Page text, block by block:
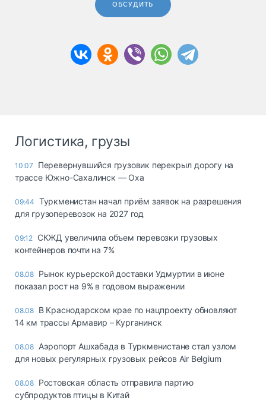
ОБСУДИТЬ
Логистика, грузы
10:07
Перевернувшийся грузовик перекрыл дорогу на
трассе Южно-Сахалинск — Оха
09:44 Туркменистан начал приём заявок на разрешения
для грузоперевозок на 2027 год
09:12 СКЖД увеличила объем перевозки грузовых
контейнеров почти на 7%
08.08 Рынок курьерской доставки Удмуртии в июне
показал рост на 9% в годовом выражении
08.08 В Краснодарском крае по нацпроекту обновляют
14 км трассы Армавир – Курганинск
08.08 Аэропорт Ашхабада в Туркменистане стал узлом
для новых регулярных грузовых рейсов Air Belgium
08.08 Ростовская область отправила партию
субпродуктов птицы в Китай